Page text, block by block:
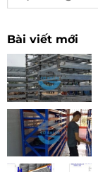
Bài viết mới